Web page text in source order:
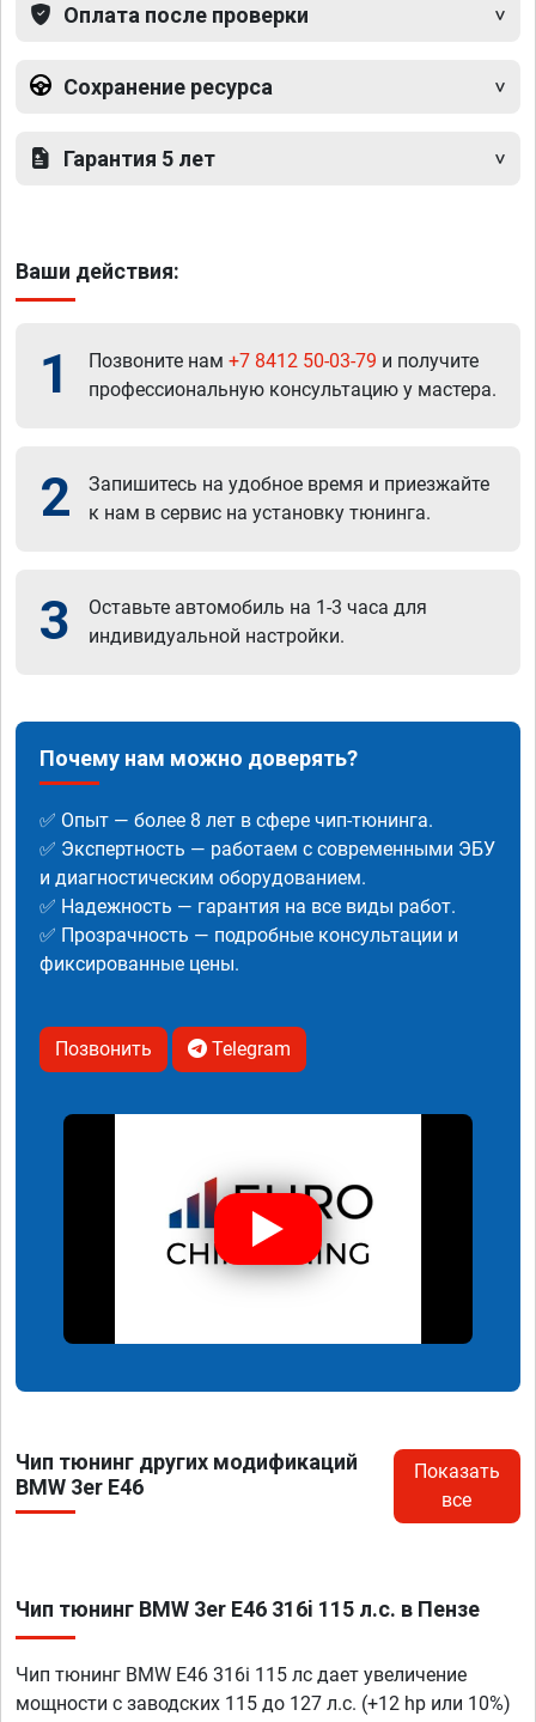
Оплата после проверки
Сохранение ресурса
Гарантия 5 лет
Ваши действия:
1 Позвоните нам +7 8412 50-03-79 и получите
профессиональную консультацию у мастера.
2
Запишитесь на удобное время и приезжайте
к нам в сервис на установку тюнинга.
3
Оставьте автомобиль на 1-3 часа для
индивидуальной настройки.
Почему нам можно доверять?
✅ Опыт — более 8 лет в сфере чип-тюнинга.
✅ Экспертность — работаем с современными ЭБУ
и диагностическим оборудованием.
✅ Надежность — гарантия на все виды работ.
✅ Прозрачность — подробные консультации и
фиксированные цены.
Позвонить Telegram
Чип тюнинг других модификаций
BMW 3er E46
Показать
все
Чип тюнинг BMW 3er E46 316i 115 л.с. в Пензе
Чип тюнинг BMW E46 316i 115 лс дает увеличение
мощности с заводских 115 до 127 л.с. (+12 hp или 10%)